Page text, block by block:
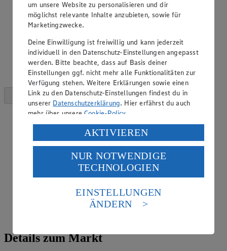
Details zum Markt
um unsere Website zu personalisieren und dir
möglichst relevante Inhalte anzubieten, sowie für
Marketingzwecke.
Deine Einwilligung ist freiwillig und kann jederzeit
individuell in den Datenschutz-Einstellungen angepasst
werden. Bitte beachte, dass auf Basis deiner
Einstellungen ggf. nicht mehr alle Funktionalitäten zur
Verfügung stehen. Weitere Erklärungen sowie einen
Link zu den Datenschutz-Einstellungen findest du in
unserer Datenschutzerklärung. Hier erfährst du auch
mehr über unsereCookie-Policy.
Verarbeitung deiner personenbezogenen Daten in den
USA durch Facebook und YouTube:
Wenn du auf „Aktivieren“ klickst, willigst du im Sinne
des Art. 49 Abs. 1 Satz 1 lit. a) DSGVO ein, dass deine
Daten in den USA verarbeitet werden. Der EuGH sieht
die USA als Land mit einem nach europäischen
Standards nicht angemessenen Datenschutzniveau an.
Es besteht das Risiko eines Zugriffs durch US-
Informationen zum Herausgeber der Seite findest du
AKTIVIEREN
NUR NOTWENDIGE
TECHNOLOGIEN
EINSTELLUNGEN
ÄNDERN